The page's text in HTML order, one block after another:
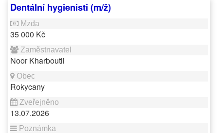
Dentální hygienisti (m/ž)
35 000 Kč
Noor Kharboutli
Rokycany
13.07.2026